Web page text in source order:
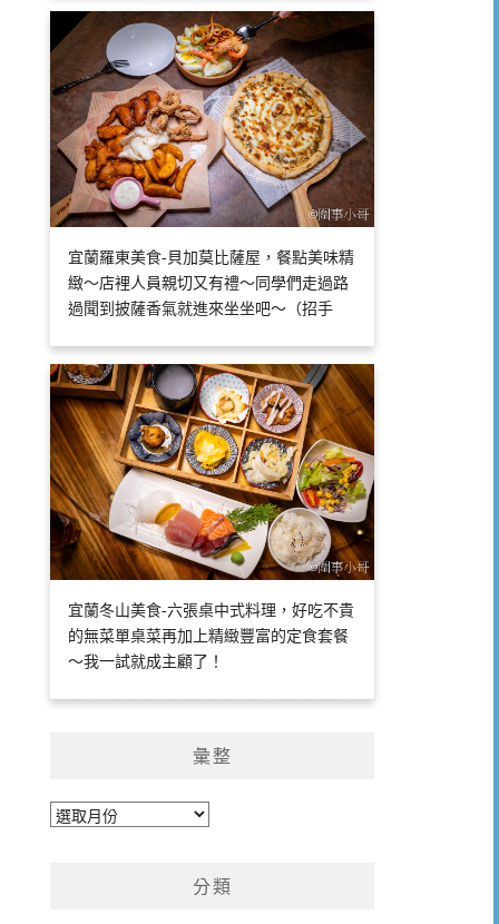
宜蘭羅東美食-貝加莫比薩屋，餐點美味精
緻～店裡人員親切又有禮～同學們走過路
過聞到披薩香氣就進來坐坐吧～（招手
宜蘭冬山美食-六張桌中式料理，好吃不貴
的無菜單桌菜再加上精緻豐富的定食套餐
～我一試就成主顧了！
彙整
彙
分類